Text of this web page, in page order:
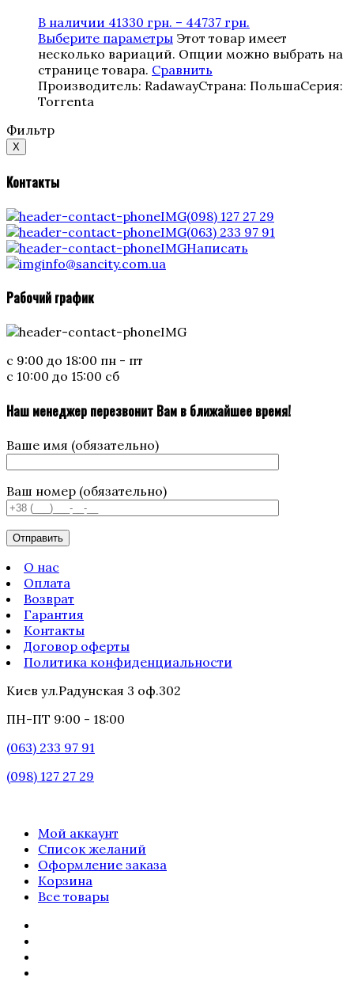
В наличии 41330 грн. – 44737 грн.
Выберите параметры Этот товар имеет
несколько вариаций. Опции можно выбрать на
странице товара. Сравнить
Производитель: RadawayСтрана: ПольшаСерия:
Torrenta
Фильтр
X
Контакты
(098) 127 27 29
(063) 233 97 91
Написать
info@sancity.com.ua
Рабочий график
с 9:00 до 18:00 пн - пт
с 10:00 до 15:00 сб
Наш менеджер перезвонит Вам в ближайшее время!
Ваше имя (обязательно)
Ваш номер (обязательно)
О нас
Оплата
Возврат
Гарантия
Контакты
Договор оферты
Политика конфиденциальности
Киев ул.Радунская 3 оф.302
ПН-ПТ 9:00 - 18:00
(063) 233 97 91
(098) 127 27 29
Мой аккаунт
Список желаний
Оформление заказа
Корзина
Все товары